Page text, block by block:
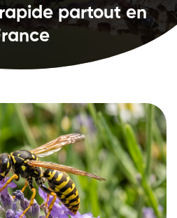
partout en